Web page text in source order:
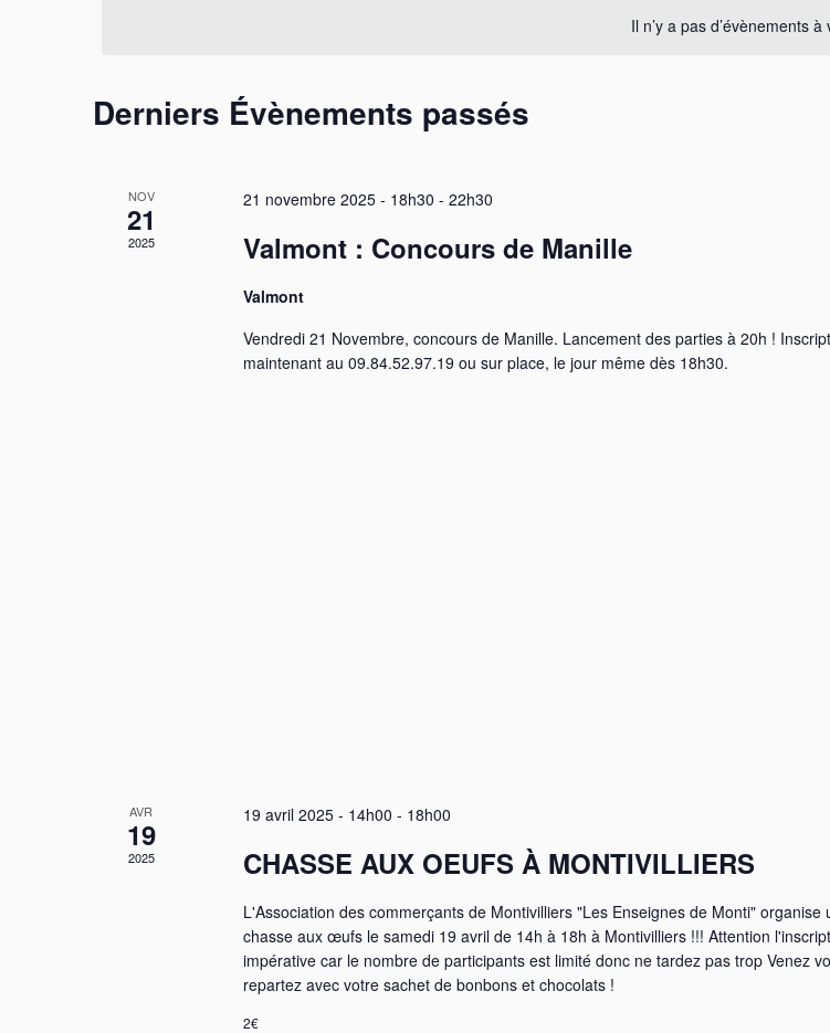
Il n’y a pas d’évènements à
Derniers Évènements passés
NOV
21
2025
21 novembre 2025 - 18h30 - 22h30
Valmont : Concours de Manille
Valmont
Vendredi 21 Novembre, concours de Manille. Lancement des parties à 20h !
maintenant au 09.84.52.97.19 ou sur place, le jour même dès 18h30.
AVR
19
2025
19 avril 2025 - 14h00 - 18h00
CHASSE AUX OEUFS À MONTIVILLIERS
L'Association des commerçants de Montivilliers "Les Enseignes de Monti" organise
chasse aux œufs le samedi 19 avril de 14h à 18h à Montivilliers !!! Attention
impérative car le nombre de participants est limité donc ne tardez pas trop Venez
repartez avec votre sachet de bonbons et chocolats !
2€